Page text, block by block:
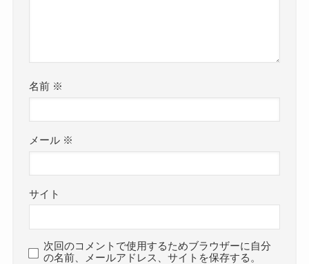
名前 ※
メール ※
サイト
次回のコメントで使用するためブラウザーに自分
の名前、メールアドレス、サイトを保存する。